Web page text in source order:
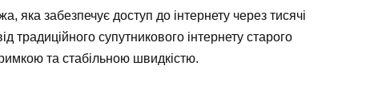
забезпечує доступ до інтернету через тисячі
традиційного супутникового інтернету старого
та стабільною швидкістю.